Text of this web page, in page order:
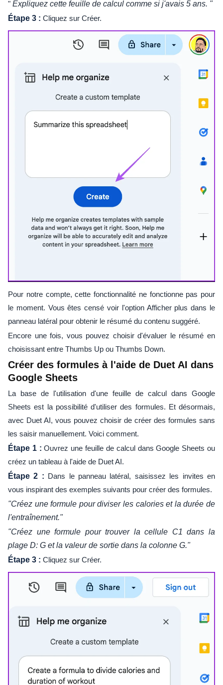
" Expliquez cette feuille de calcul comme si j'avais 5 ans. "
Étape 3 : Cliquez sur Créer.
Pour notre compte, cette fonctionnalité ne fonctionne pas pour
le moment. Vous êtes censé voir l'option Afficher plus dans le
panneau latéral pour obtenir le résumé du contenu suggéré.
Encore une fois, vous pouvez choisir d'évaluer le résumé en
choisissant entre Thumbs Up ou Thumbs Down.
Créer des formules à l'aide de Duet AI dans
Google Sheets
La base de l'utilisation d'une feuille de calcul dans Google
Sheets est la possibilité d'utiliser des formules. Et désormais,
avec Duet AI, vous pouvez choisir de créer des formules sans
les saisir manuellement. Voici comment.
Étape 1 : Ouvrez une feuille de calcul dans Google Sheets ou
créez un tableau à l'aide de Duet AI.
Étape 2 : Dans le panneau latéral, saisissez les invites en
vous inspirant des exemples suivants pour créer des formules.
"Créez une formule pour diviser les calories et la durée de
l'entraînement."
"Créez une formule pour trouver la cellule C1 dans la
plage D: G et la valeur de sortie dans la colonne G."
Étape 3 : Cliquez sur Créer.